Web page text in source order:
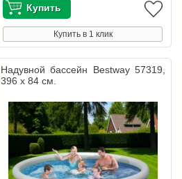
Купить в 1 клик
Надувной бассейн Bestway 57319,
396 х 84 см.